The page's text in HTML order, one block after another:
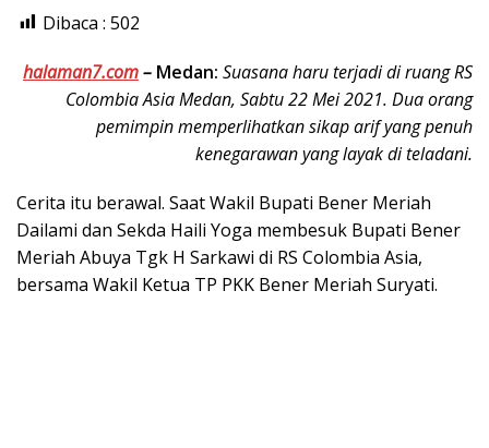
Dibaca : 502
halaman7.com– Medan: Suasana haru terjadi di ruang RS
Colombia Asia Medan, Sabtu 22 Mei 2021. Dua orang
pemimpin memperlihatkan sikap arif yang penuh
kenegarawan yang layak di teladani.
Cerita itu berawal. Saat Wakil Bupati Bener Meriah
Dailami dan Sekda Haili Yoga membesuk Bupati Bener
Meriah Abuya Tgk H Sarkawi di RS Colombia Asia,
bersama Wakil Ketua TP PKK Bener Meriah Suryati.